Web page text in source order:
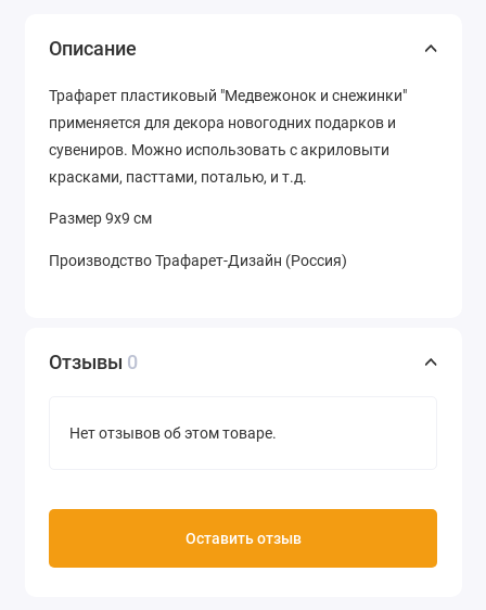
Описание
Трафарет пластиковый "Медвежонок и снежинки"
применяется для декора новогодних подарков и
сувениров. Можно использовать с акриловыти
красками, пасттами, поталью, и т.д.
Размер 9х9 см
Производство Трафарет-Дизайн (Россия)
Отзывы 0
Нет отзывов об этом товаре.
Оставить отзыв